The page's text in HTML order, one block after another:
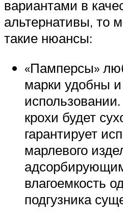
вариантами в
альтернативы, то
такие нюансы:
«Памперсы»
марки удобны
крохи будет
гарантирует
марлевого
влагоемкость
подгузника